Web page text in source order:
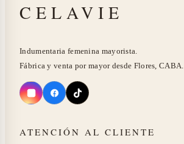
CELAVIE
Indumentaria femenina mayorista.
Fábrica y venta por mayor desde Flores, CABA.
ATENCIÓN AL CLIENTE